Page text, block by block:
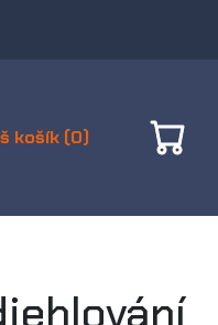
košík (0)